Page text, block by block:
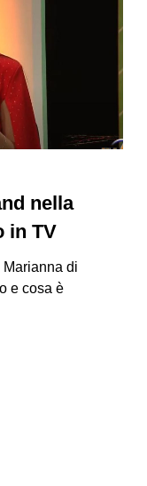
nella
in TV
di
e cosa è